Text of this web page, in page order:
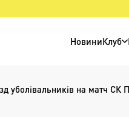
НовиниКлуб
уболівальників на матч СК